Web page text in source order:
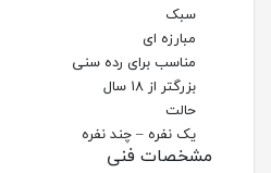
سبک
مبارزه ای
مناسب برای رده سنی
بزرگتر از ۱۸ سال
حالت
یک نفره – چند نفره
مشخصات فنی